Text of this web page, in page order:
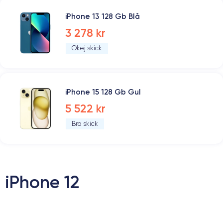
iPhone 13 128 Gb Blå
3 278 kr
Okej skick
iPhone 15 128 Gb Gul
5 522 kr
Bra skick
iPhone 12